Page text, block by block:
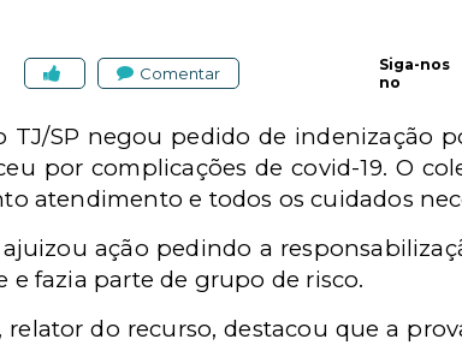
Comentar
Siga-nos
no
TJ/SP negou pedido de indenização
por complicações de covid-19. O
atendimento e todos os cuidados
ação pedindo a
e fazia parte de grupo de risco.
do recurso, destacou que a